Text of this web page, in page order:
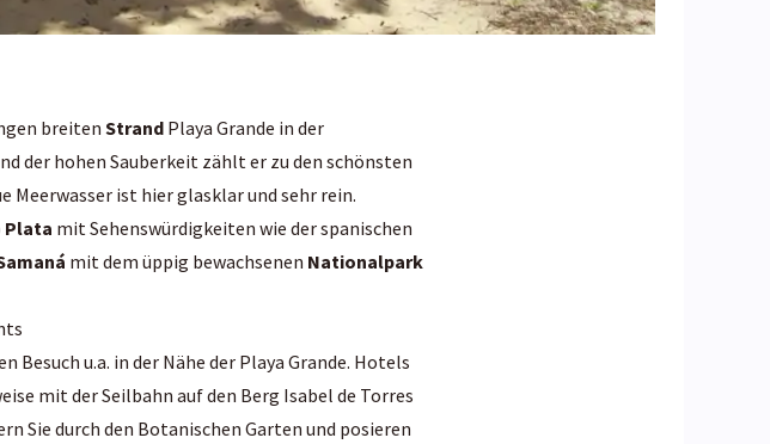
breitenStrand Playa Grande in der
der hohen Sauberkeit zählt er zu den schönsten
Meerwasser ist hier glasklar und sehr rein.
Plata mit Sehenswürdigkeiten wie der spanischen
mit dem üppig bewachsenen Nationalpark
u.a. in der Nähe der Playa Grande. Hotels
mit der Seilbahn auf den Berg Isabel de Torres
Sie durch den Botanischen Garten und posieren